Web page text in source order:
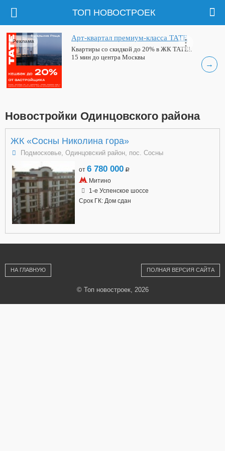
ТОП НОВОСТРОЕК
→
Арт-квартал премиум-класса ТАТЕ
Квартиры со скидкой до 20% в ЖК ТАТЕ!.
15 мин до центра Москвы
Реклама
Новостройки Одинцовского района
ЖК «Сосны Николина гора»
Подмосковье, Одинцовский район, пос. Сосны
от 6 780 000 a
Митино
1-е Успенское шоссе
Срок ГК: Дом сдан
НА ГЛАВНУЮ ПОЛНАЯ ВЕРСИЯ САЙТА
© Топ новостроек, 2026